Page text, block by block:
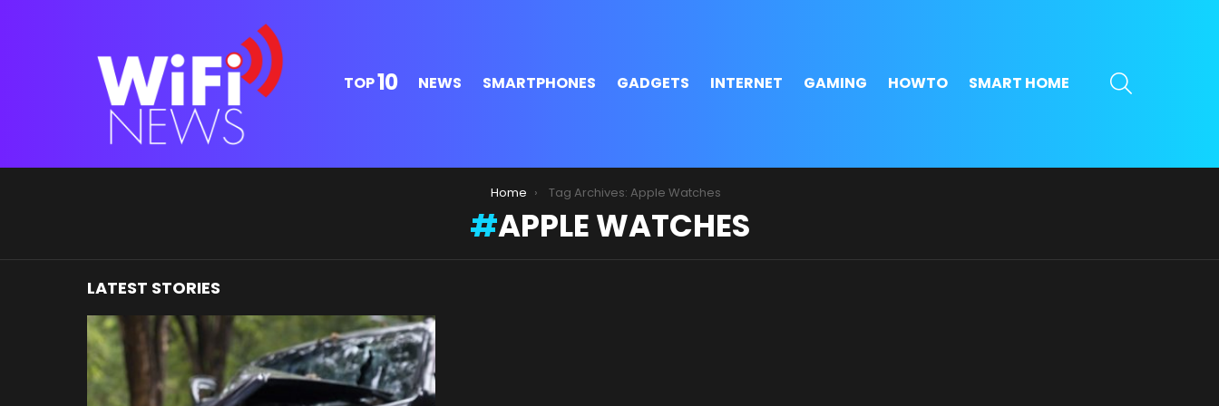
TOP10 NEWS SMARTPHONES GADGETS INTERNET GAMING HOWTO SMART HOME
Home Tag Archives: Apple Watches
APPLE WATCHES
LATEST STORIES